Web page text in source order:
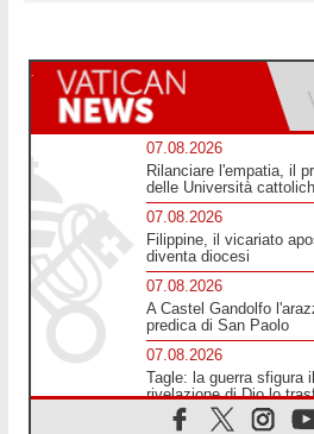
07.08.2026
Rilanciare l'empatia, il
delle Università
07.08.2026
Filippine, il vicariato
diventa diocesi
07.08.2026
A Castel Gandolfo
predica di San Paolo
07.08.2026
Tagle: la guerra sfigura
rivelazione di Dio lo
07.08.2026